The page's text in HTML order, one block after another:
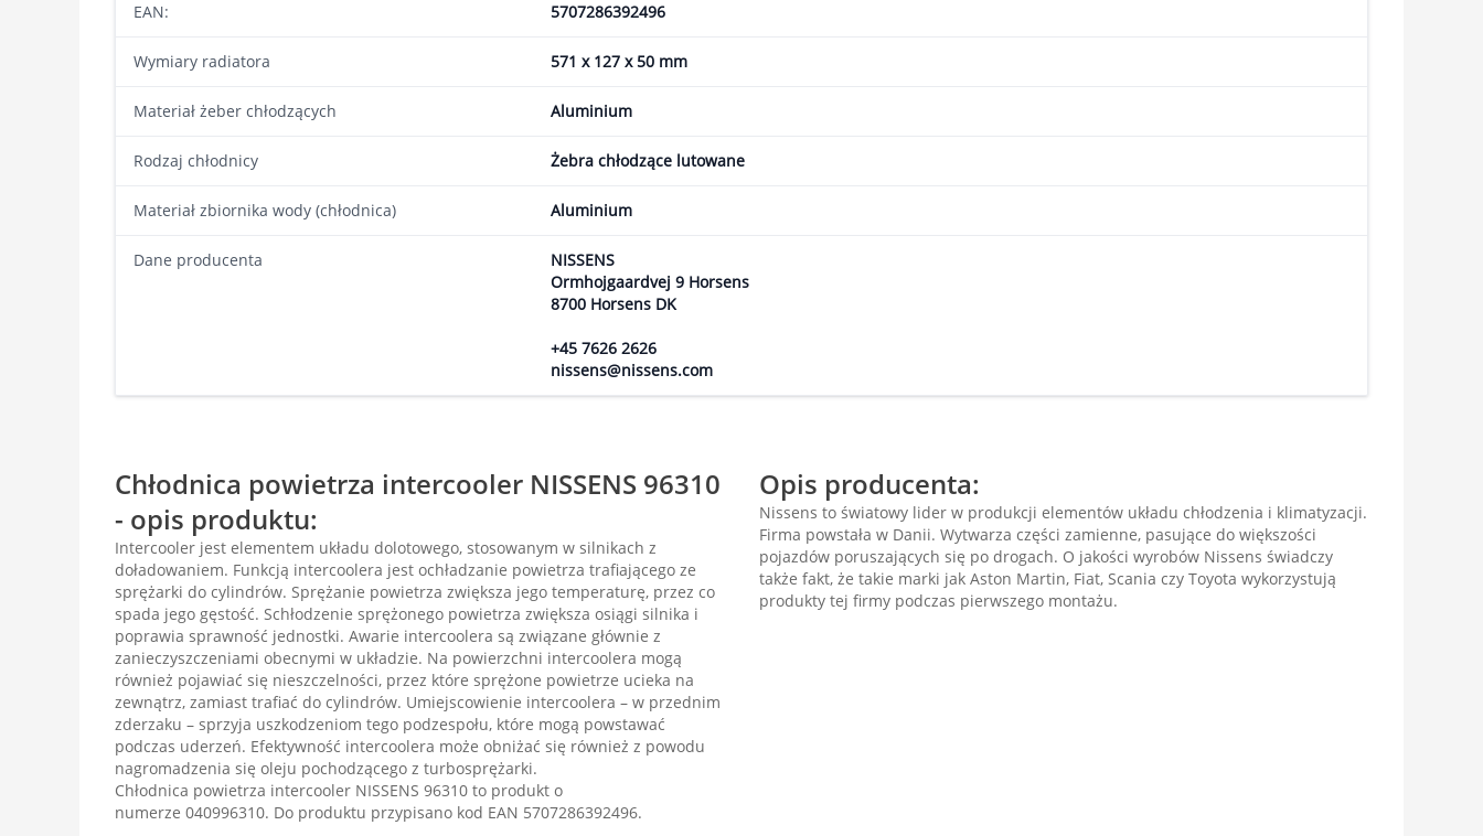
EAN: 5707286392496
Wymiary radiatora 571 x 127 x 50 mm
Materiał żeber chłodzących Aluminium
Rodzaj chłodnicy Żebra chłodzące lutowane
Materiał zbiornika wody (chłodnica) Aluminium
Dane producenta
NISSENS
Ormhojgaardvej 9 Horsens
8700 Horsens DK
+45 7626 2626
nissens@nissens.com
Chłodnica powietrza intercooler NISSENS 96310
- opis produktu:
Intercooler jest elementem układu dolotowego, stosowanym w silnikach z
doładowaniem. Funkcją intercoolera jest ochładzanie powietrza trafiającego ze
sprężarki do cylindrów. Sprężanie powietrza zwiększa jego temperaturę, przez co
spada jego gęstość. Schłodzenie sprężonego powietrza zwiększa osiągi silnika i
poprawia sprawność jednostki. Awarie intercoolera są związane głównie z
zanieczyszczeniami obecnymi w układzie. Na powierzchni intercoolera mogą
również pojawiać się nieszczelności, przez które sprężone powietrze ucieka na
zewnątrz, zamiast trafiać do cylindrów. Umiejscowienie intercoolera – w przednim
zderzaku – sprzyja uszkodzeniom tego podzespołu, które mogą powstawać
podczas uderzeń. Efektywność intercoolera może obniżać się również z powodu
nagromadzenia się oleju pochodzącego z turbosprężarki.
Chłodnica powietrza intercooler NISSENS 96310 to produkt o
numerze 040996310. Do produktu przypisano kod EAN 5707286392496.
Opis producenta:
Nissens to światowy lider w produkcji elementów układu chłodzenia i klimatyzacji.
Firma powstała w Danii. Wytwarza części zamienne, pasujące do większości
pojazdów poruszających się po drogach. O jakości wyrobów Nissens świadczy
także fakt, że takie marki jak Aston Martin, Fiat, Scania czy Toyota wykorzystują
produkty tej firmy podczas pierwszego montażu.